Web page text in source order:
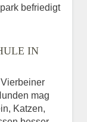
befriedigt
IN
mag
Katzen,